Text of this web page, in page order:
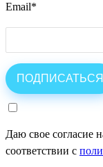
Email*
Даю свое согласие
соответствии с